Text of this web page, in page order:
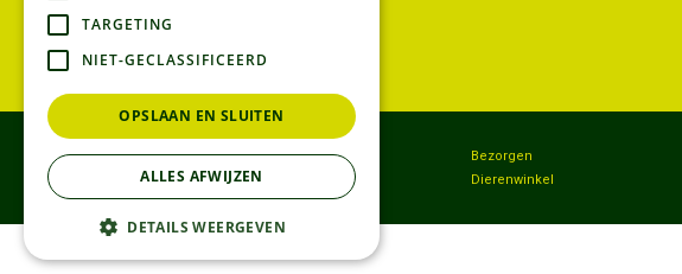
Tuincentrum
Koopzondag
Bezorgen
Dierenwinkel
TARGETING
NIET-GECLASSIFICEERD
OPSLAAN EN SLUITEN
ALLES AFWIJZEN
DETAILS WEERGEVEN